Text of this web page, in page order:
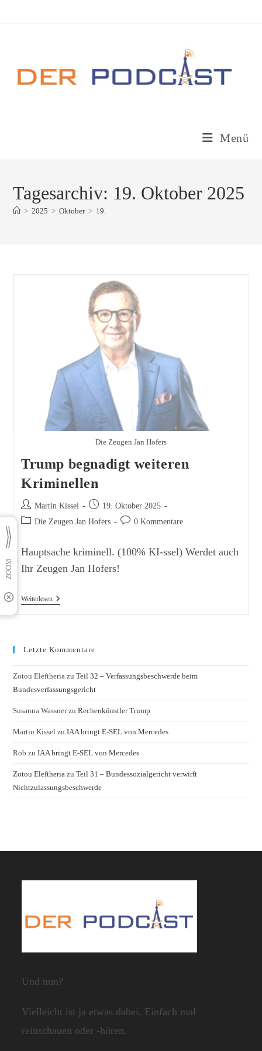
Menü
Tagesarchiv: 19. Oktober 2025
> 2025 > Oktober > 19.
Die Zeugen Jan Hofers
Trump begnadigt weiteren
Kriminellen
Beitrags-
Autor:
Martin Kissel
Beitrag
veröffentlicht:
19. Oktober 2025
Beitrags-
Die Zeugen Jan Hofers
Beitrags-0 Kommentare
Hauptsache kriminell. (100% KI-ssel) Werdet auch
Ihr Zeugen Jan Hofers!
WeiterlesenTrump
Letzte Kommentare
Zotou Eleftheria zuTeil 32 – Verfassungsbeschwerde beim
Bundesverfassungsgericht
Susanna WassnerzuRechenkünstler Trump
Martin Kissel zuIAA bringt E-SEL von Mercedes
Rob zuIAA bringt E-SEL von Mercedes
Zotou Eleftheria zuTeil 31 – Bundessozialgericht verwirft
Nichtzulassungsbeschwerde
Und nun?
Vielleicht ist ja etwas dabei. Einfach mal
reinschauen oder -hören.